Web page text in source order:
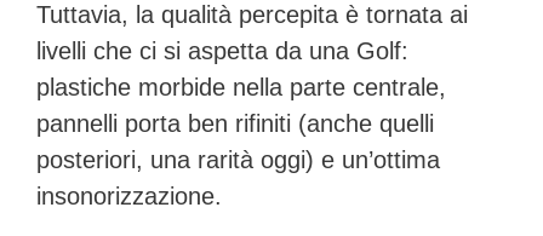
Tuttavia, la qualità percepita è tornata ai
livelli che ci si aspetta da una Golf:
plastiche morbide nella parte centrale,
pannelli porta ben rifiniti (anche quelli
posteriori, una rarità oggi) e un’ottima
insonorizzazione.